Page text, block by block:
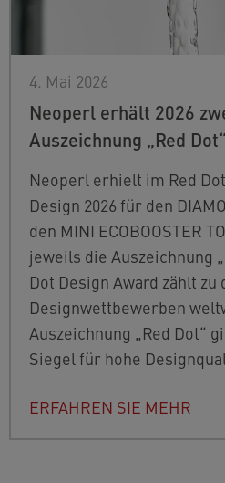
4. Mai 2026
Neoperl erhält 2026
Auszeichnung „Red Dot“
Neoperl erhielt im Red
Design 2026 für den
den MINI ECOBOOSTER
jeweils die Auszeichnung
Dot Design Award zählt zu
Designwettbewerben
Auszeichnung „Red Dot“
Siegel für hohe
ERFAHREN SIE MEHR